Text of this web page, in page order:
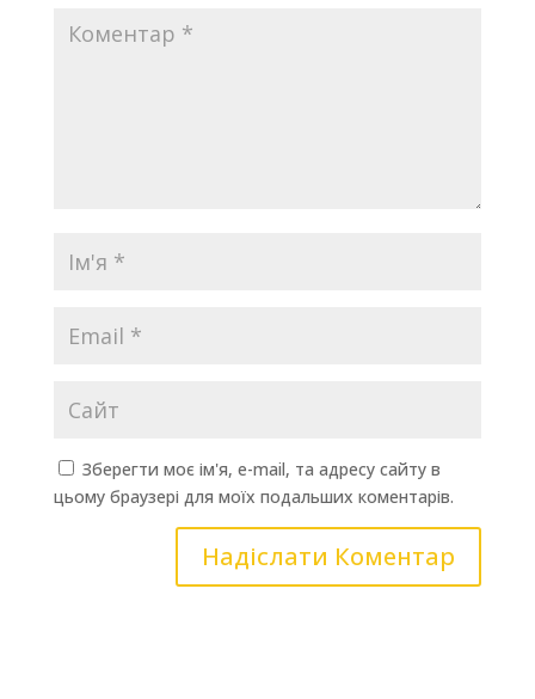
Зберегти моє ім'я, e-mail, та адресу сайту в
цьому браузері для моїх подальших коментарів.